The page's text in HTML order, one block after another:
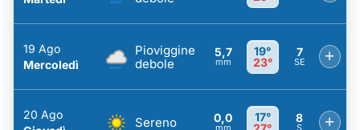
19 Ago
Mercoledì
Pioviggine
debole
5,7
mm
19°
23°
7
SE +
20 Ago
Sereno 0,0
17°
8 +